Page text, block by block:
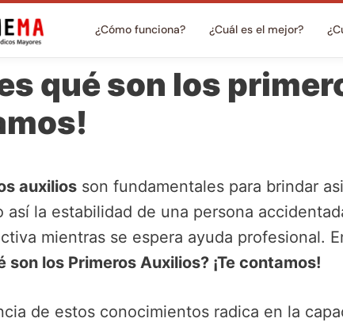
¿Cómo funciona? ¿Cuál es el mejor?
qué son los
auxilios son fundamentales para brindar
así la estabilidad de una persona
mientras se espera ayuda profesional.
son los Primeros Auxilios? ¡Te contamos!
de estos conocimientos radica en la